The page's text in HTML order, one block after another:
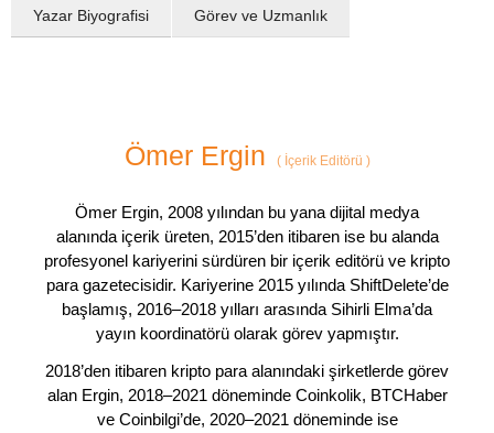
Yazar Biyografisi Görev ve Uzmanlık
Ömer Ergin (İçerik Editörü )
Ömer Ergin, 2008 yılından bu yana dijital medya
alanında içerik üreten, 2015’den itibaren ise bu alanda
profesyonel kariyerini sürdüren bir içerik editörü ve kripto
para gazetecisidir. Kariyerine 2015 yılında ShiftDelete’de
başlamış, 2016–2018 yılları arasında Sihirli Elma’da
yayın koordinatörü olarak görev yapmıştır.
2018’den itibaren kripto para alanındaki şirketlerde görev
alan Ergin, 2018–2021 döneminde Coinkolik, BTCHaber
ve Coinbilgi’de, 2020–2021 döneminde ise